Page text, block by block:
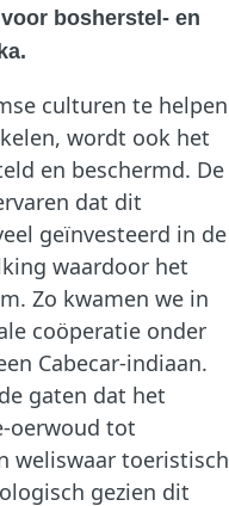
bosherstel- en
culturen te helpen
wordt ook het
en beschermd. De
dat dit
geïnvesteerd in de
waardoor het
Zo kwamen we in
coöperatie onder
Cabecar-indiaan.
gaten dat het
oerwoud tot
weliswaar toeristisch
gezien dit